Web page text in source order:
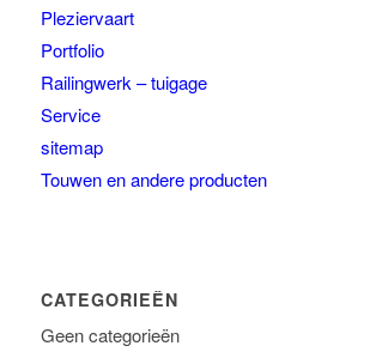
Pleziervaart
Portfolio
Railingwerk – tuigage
Service
sitemap
Touwen en andere producten
CATEGORIEËN
Geen categorieën